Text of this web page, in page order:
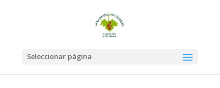
Seleccionar página